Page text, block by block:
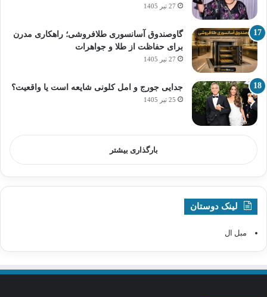
27 تیر 1405
گاوصندوق آسانسوری طلافروشی؛ راهکاری مدرن
برای حفاظت از طلا و جواهرات
27 تیر 1405
جدایی جورج و امل کلونی شایعه است یا واقعیت؟
25 تیر 1405
بارگذاری بیشتر
لینک دوستان
مبل ال